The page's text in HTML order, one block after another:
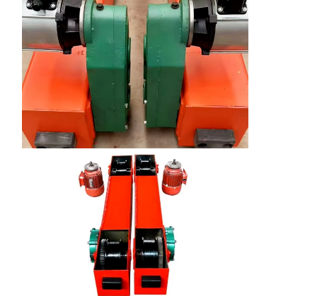
공장 투어 품질 관리 연락처 뉴스
모든 케이스
지금 챗팅하
세요
크레인 바퀴
와이어 로프 드럼